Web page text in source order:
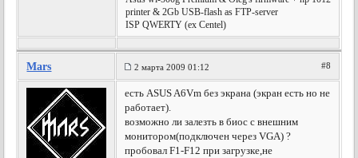
printer & 2Gb USB-flash as FTP-server
ISP QWERTY (ex Centel)
Mars 2 марта 2009 01:12 #8
есть ASUS A6Vm без экрана (экран есть но не
работает).
возможно ли залезть в биос с внешним
монитором(подключен через VGA) ?
пробовал F1-F12 при загрузке,не